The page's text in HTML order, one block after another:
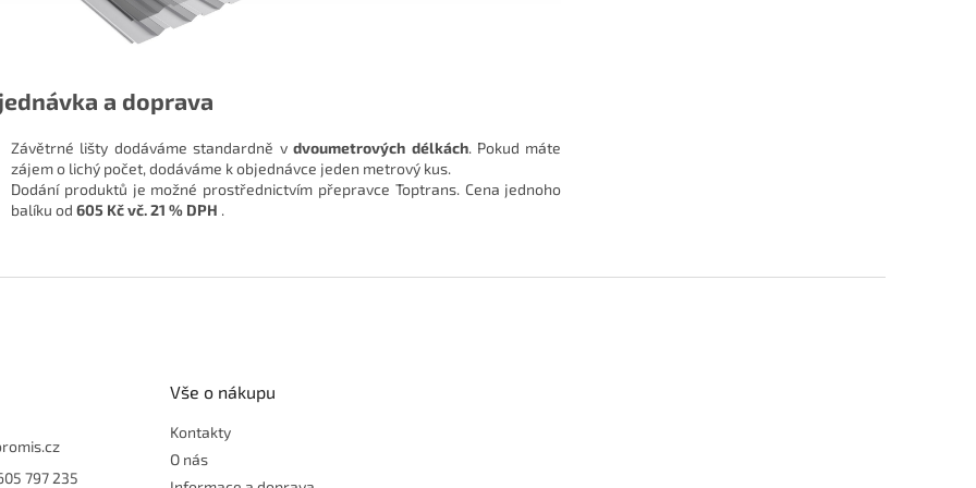
a doprava
Závětrné lišty dodáváme standardně vdvoumetrových délkách. Pokud máte
zájem o lichý počet, dodáváme k objednávce jeden metrový kus.
Dodání produktů je možné prostřednictvím přepravce Toptrans. Cena jednoho
balíku od 605 Kč vč. 21 % DPH .
797 235
Vše o nákupu
Kontakty
O nás